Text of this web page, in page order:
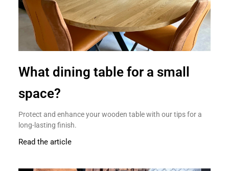
What dining table for a small
space?
Protect and enhance your wooden table with our tips for a
long-lasting finish.
Read the article